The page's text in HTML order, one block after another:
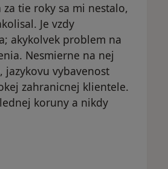
tie roky sa mi nestalo,
Je vzdy
akykolvek problem na
Nesmierne na nej
vybavenost
zahranicnej klientele.
koruny a nikdy